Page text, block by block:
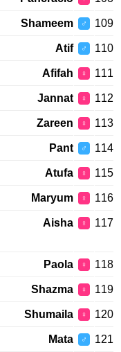
109
♂
Shameem
110
♂
Atif
111
♀
Afifah
112
♀
Jannat
113
♀
Zareen
114
♂
Pant
115
♀
Atufa
116
♀
Maryum
117
♀
Aisha
118
♀
Paola
119
♀
Shazma
120
♀
Shumaila
121
♂
Mata